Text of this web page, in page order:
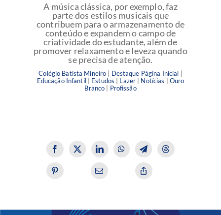
A música clássica, por exemplo, faz
parte dos estilos musicais que
contribuem para o armazenamento de
conteúdo e expandem o campo de
criatividade do estudante, além de
promover relaxamento e leveza quando
se precisa de atenção.
Colégio Batista Mineiro Destaque Página Inicial
Educação Infantil
Estudos Lazer Notícias
Ouro
Branco
Profissão